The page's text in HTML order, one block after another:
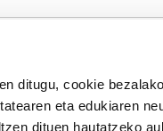
ditugu, cookie
eta edukiaren
dituen hautatzeko